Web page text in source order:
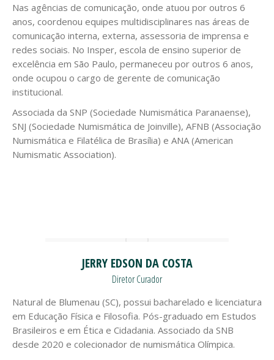
Nas agências de comunicação, onde atuou por outros 6
anos, coordenou equipes multidisciplinares nas áreas de
comunicação interna, externa, assessoria de imprensa e
redes sociais. No Insper, escola de ensino superior de
excelência em São Paulo, permaneceu por outros 6 anos,
onde ocupou o cargo de gerente de comunicação
institucional.
Associada da SNP (Sociedade Numismática Paranaense),
SNJ (Sociedade Numismática de Joinville), AFNB (Associação
Numismática e Filatélica de Brasília) e ANA (American
Numismatic Association).
JERRY EDSON DA COSTA
Diretor Curador
Natural de Blumenau (SC), possui bacharelado e licenciatura
em Educação Física e Filosofia. Pós-graduado em Estudos
Brasileiros e em Ética e Cidadania. Associado da SNB
desde 2020 e colecionador de numismática Olímpica.